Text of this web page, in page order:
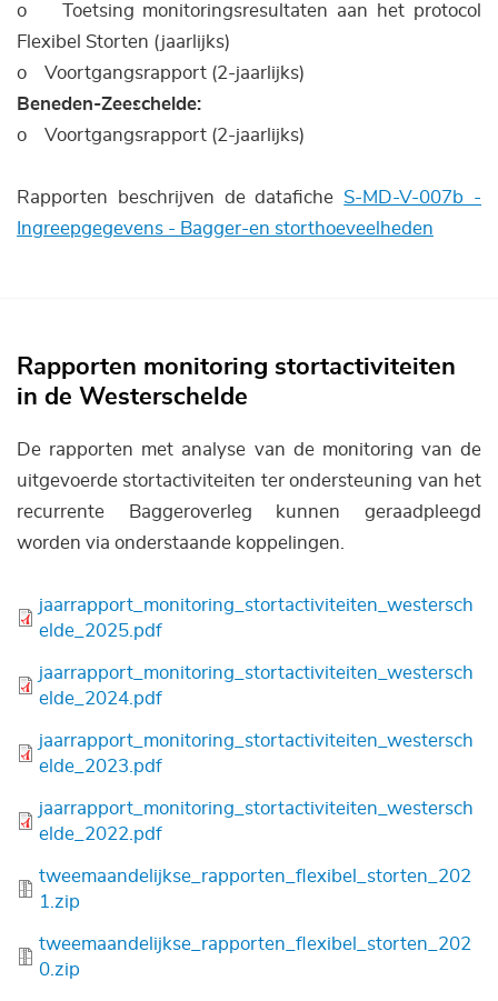
o Toetsing monitoringsresultaten aan het protocol
Flexibel Storten (jaarlijks)
o Voortgangsrapport (2-jaarlijks)
Beneden-Zeeschelde:
o Voortgangsrapport (2-jaarlijks)
Rapporten beschrijven de datafiche S-MD-V-007b -
Ingreepgegevens - Bagger-en storthoeveelheden
Rapporten monitoring stortactiviteiten
in de Westerschelde
De rapporten met analyse van de monitoring van de
uitgevoerde stortactiviteiten ter ondersteuning van het
recurrente Baggeroverleg kunnen geraadpleegd
worden via onderstaande koppelingen.
Bestand
jaarrapport_monitoring_stortactiviteiten_westersch
elde_2025.pdf
Bestand
jaarrapport_monitoring_stortactiviteiten_westersch
elde_2024.pdf
Bestand
jaarrapport_monitoring_stortactiviteiten_westersch
elde_2023.pdf
Bestand
jaarrapport_monitoring_stortactiviteiten_westersch
elde_2022.pdf
Bestand
tweemaandelijkse_rapporten_flexibel_storten_202
1.zip
Bestand
tweemaandelijkse_rapporten_flexibel_storten_202
0.zip